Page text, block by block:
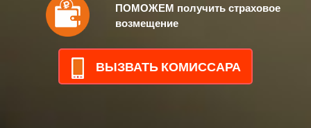
ПОМОЖЕМ получить страховое
возмещение
ВЫЗВАТЬ КОМИССАРА